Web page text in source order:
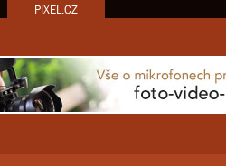
PIXEL.CZ